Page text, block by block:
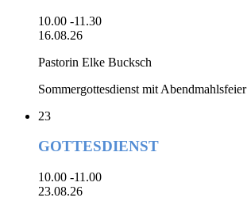
10.00 -11.30
16.08.26
Pastorin Elke Bucksch
Sommergottesdienst mit Abendmahlsfeier
23
GOTTESDIENST
10.00 -11.00
23.08.26